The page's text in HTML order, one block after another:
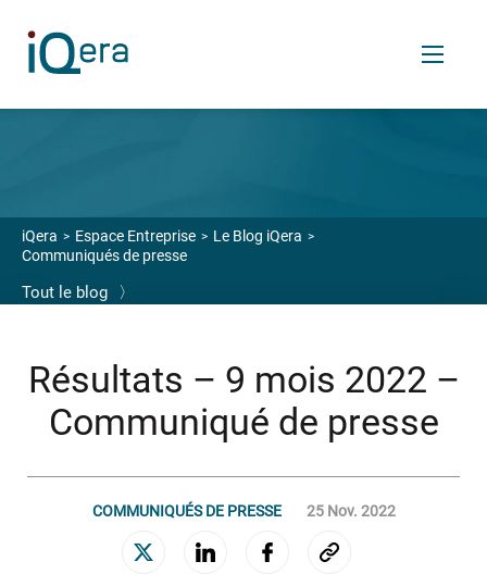
Services
VOS ENJEUX
Transférer votre back et middle-office finance
OUTILS SAAS
Logiciels de relance et recouvrement
iQera Espace Entreprise
Le Blog iQera
Communiqués de presse
Tout le blog 〉
Résultats – 9 mois 2022 –
Communiqué de presse
COMMUNIQUÉS DE PRESSE 25 Nov. 2022